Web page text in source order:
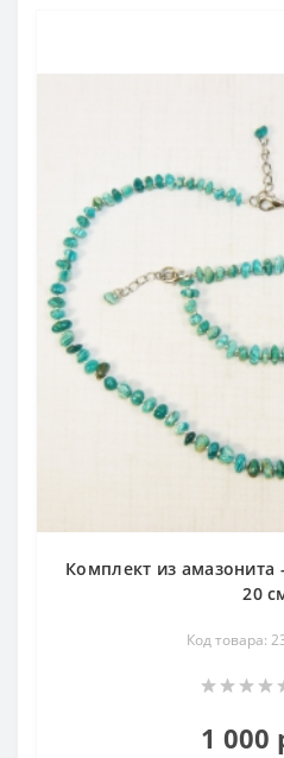
Комплект из амазонита
20
Код товара:
1 000